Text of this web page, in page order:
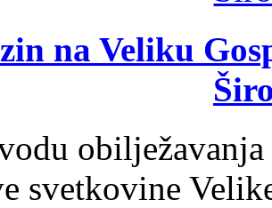
na Veliku
svetkovine